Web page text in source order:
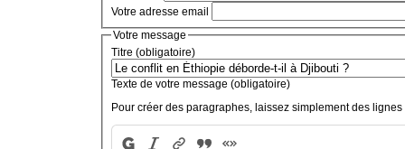
Votre adresse email
Votre message
Titre (obligatoire)
Texte de votre message (obligatoire)
Pour créer des paragraphes, laissez simplement des lignes